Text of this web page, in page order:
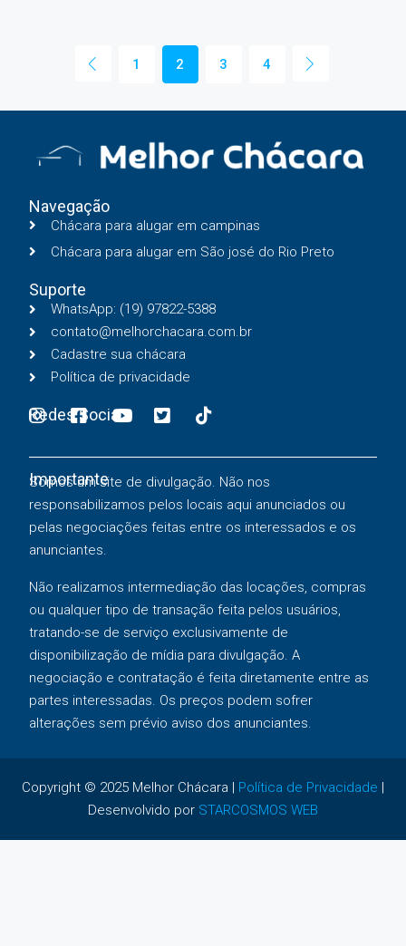
1 2 3 4
Navegação
Chácara para alugar em campinas
Chácara para alugar em São josé do Rio Preto
Suporte
WhatsApp: (19) 97822-5388
contato@melhorchacara.com.br
Cadastre sua chácara
Política de privacidade
Redes Sociais
Importante
Somos um site de divulgação. Não nos
responsabilizamos pelos locais aqui anunciados ou
pelas negociações feitas entre os interessados e os
anunciantes.
Não realizamos intermediação das locações, compras
ou qualquer tipo de transação feita pelos usuários,
tratando-se de serviço exclusivamente de
disponibilização de mídia para divulgação. A
negociação e contratação é feita diretamente entre as
partes interessadas. Os preços podem sofrer
alterações sem prévio aviso dos anunciantes.
Copyright © 2025 Melhor Chácara | Política de Privacidade |
Desenvolvido por STARCOSMOS WEB